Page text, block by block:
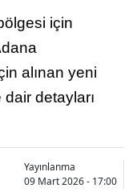
için
alınan yeni
detayları
Yayınlanma
09 Mart 2026 - 17:00